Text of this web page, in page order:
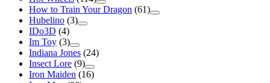
How to Train Your Dragon (61)
Hubelino (3)
IDo3D (4)
Im Toy (3)
Indiana Jones (24)
Insect Lore (9)
Iron Maiden (16)